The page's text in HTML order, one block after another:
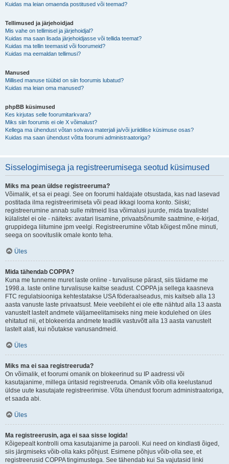
Kuidas ma leian omaenda postitused või teemad?
Tellimused ja järjehoidjad
Mis vahe on tellimisel ja järjehoidjal?
Kuidas ma saan lisada järjehoidjasse või tellida teemat?
Kuidas ma tellin teemasid või foorumeid?
Kuidas ma eemaldan tellimusi?
Manused
Millised manuse tüübid on siin foorumis lubatud?
Kuidas ma leian oma manused?
phpBB küsimused
Kes kirjutas selle foorumitarkvara?
Miks siin foorumis ei ole X võimalust?
Kellega ma ühendust võtan solvava materjali ja/või juriidilise küsimuse osas?
Kuidas ma saan ühendust võtta foorumi administraatoriga?
Sisselogimisega ja registreerumisega seotud küsimused
Miks ma pean üldse registreeruma?
Võimalik, et sa ei peagi. See on foorumi haldajate otsustada, kas nad lasevad
postitada ilma registreerimiseta või pead ikkagi looma konto. Siiski;
registreerumine annab sulle mitmeid lisa võimalusi juurde, mida tavalistel
külalistel ei ole - näiteks: avatari lisamine, privaatsõnumite saatmine, e-kirjad,
gruppidega liitumine jpm veelgi. Registreerumine võtab kõigest mõne minuti,
seega on soovituslik omale konto teha.
Üles
Mida tähendab COPPA?
Kuna me tunneme muret laste online - turvalisuse pärast, siis täidame me
1998.a. laste online turvalisuse kaitse seadust. COPPA ja sellega kaasneva
FTC regulatsiooniga kehtestatakse USA föderaalseadus, mis kaitseb alla 13
aasta vanuste laste privaatsust. Meie veebileht ei ole ette nähtud alla 13 aasta
vanustelt lastelt andmete väljameelitamiseks ning meie kodulehed on üles
ehitatud nii, et blokeerida andmete teadlik vastuvõtt alla 13 aasta vanustelt
lastelt alati, kui nõutakse vanusandmeid.
Üles
Miks ma ei saa registreeruda?
On võimalik, et foorumi omanik on blokeerinud su IP aadressi või
kasutajanime, millega üritasid registreeruda. Omanik võib olla keelustanud
üldse uute kasutajate registreerimise. Võta ühendust foorum administraatoriga,
et saada abi.
Üles
Ma registreerusin, aga ei saa sisse logida!
Kõigepealt kontrolli oma kasutajanime ja parooli. Kui need on kindlasti õiged,
siis järgmiseks võib-olla kaks põhjust. Esimene põhjus võib-olla see, et
registreerusid COPPA tingimustega. See tähendab kui Sa vajutasid linki